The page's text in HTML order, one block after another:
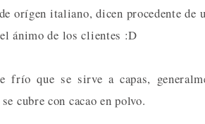
orígen italiano, dicen procedente de
ánimo de los clientes :D
que se sirve a capas,
cubre con cacao en polvo.